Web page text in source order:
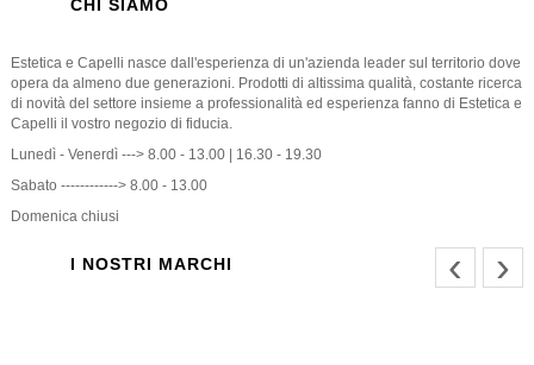
CHI SIAMO
Estetica e Capelli nasce dall'esperienza di un'azienda leader sul territorio dove
opera da almeno due generazioni. Prodotti di altissima qualità, costante ricerca
di novità del settore insieme a professionalità ed esperienza fanno di Estetica e
Capelli il vostro negozio di fiducia.
Lunedì - Venerdì ---> 8.00 - 13.00 | 16.30 - 19.30
Sabato ------------> 8.00 - 13.00
Domenica chiusi
I NOSTRI MARCHI ‹ ›